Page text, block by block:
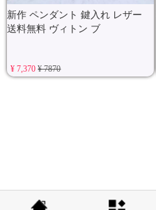
新作 ペンダント 鍵入れ レザー
送料無料 ヴィトン ブ
¥ 7,370¥ 7870